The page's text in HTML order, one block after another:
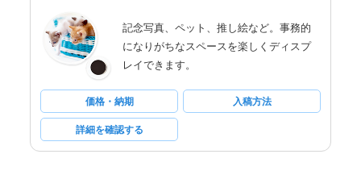
記念写真、ペット、推し絵など。事務的
になりがちなスペースを楽しくディスプ
レイできます。
価格・納期
入稿方法
詳細を確認する